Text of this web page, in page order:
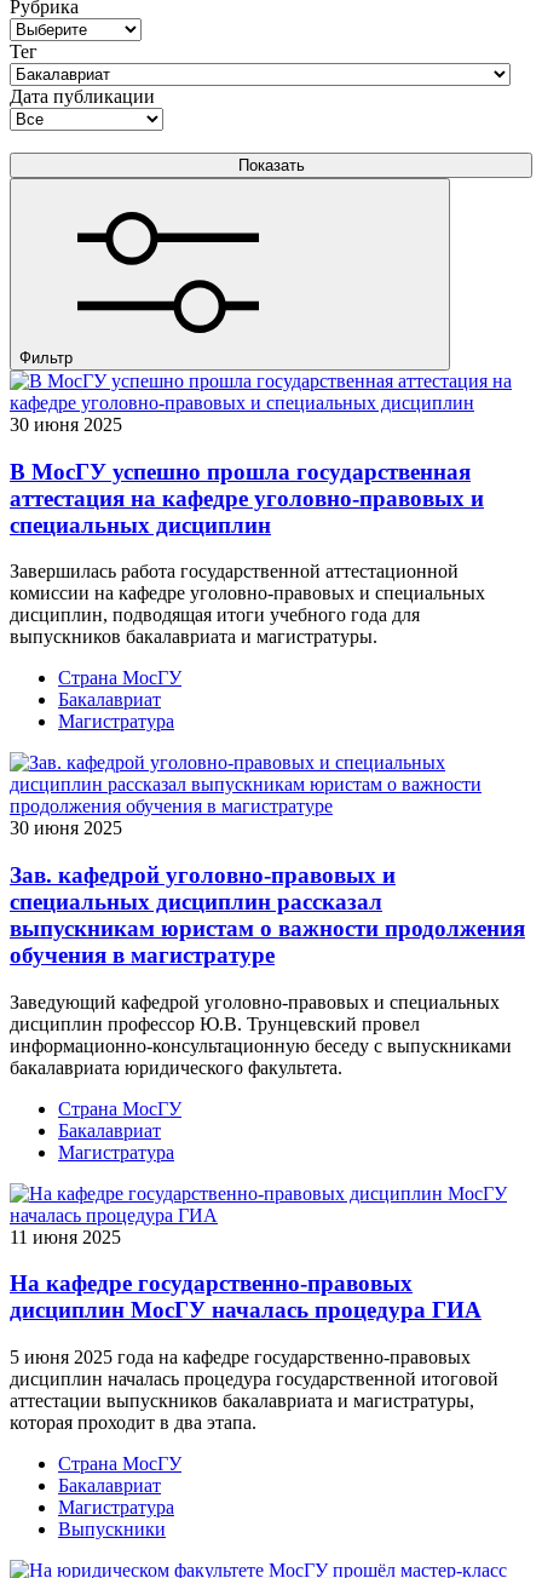
Рубрика
Тег
Дата публикации
Фильтр
30 июня 2025
В МосГУ успешно прошла государственная
аттестация на кафедре уголовно-правовых и
специальных дисциплин
Завершилась работа государственной аттестационной
комиссии на кафедре уголовно-правовых и специальных
дисциплин, подводящая итоги учебного года для
выпускников бакалавриата и магистратуры.
Страна МосГУ
Бакалавриат
Магистратура
30 июня 2025
Зав. кафедрой уголовно-правовых и
специальных дисциплин рассказал
выпускникам юристам о важности продолжения
обучения в магистратуре
Заведующий кафедрой уголовно-правовых и специальных
дисциплин профессор Ю.В. Трунцевский провел
информационно-консультационную беседу с выпускниками
бакалавриата юридического факультета.
Страна МосГУ
Бакалавриат
Магистратура
11 июня 2025
На кафедре государственно-правовых
дисциплин МосГУ началась процедура ГИА
5 июня 2025 года на кафедре государственно-правовых
дисциплин началась процедура государственной итоговой
аттестации выпускников бакалавриата и магистратуры,
которая проходит в два этапа.
Страна МосГУ
Бакалавриат
Магистратура
Выпускники